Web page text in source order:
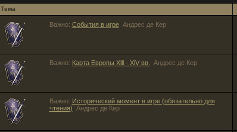
Тема
Важно: События в игре Андрес де Кер
Важно: Карта Европы Xlll - XlV вв.
Андрес де Кер
Важно: Исторический момент в игре (обязательно для
чтения) Андрес де Кер